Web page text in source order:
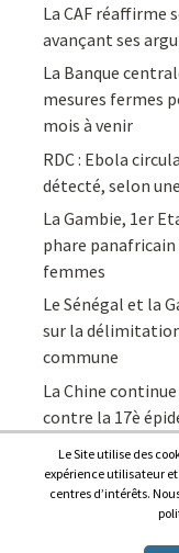
La CAF réaffirme
avançant ses
La Banque
mesures fermes
mois à venir
RDC : Ebola
détecté, selon
La Gambie, 1er
phare panafricain
femmes
Le Sénégal et la
sur la
commune
La Chine
contre la 17è
Le Site utilise des
expérience utilisateur et
centres d’intérêts.